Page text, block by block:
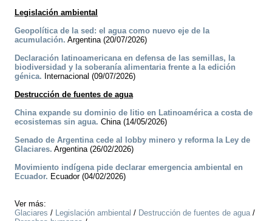
Legislación ambiental
Geopolítica de la sed: el agua como nuevo eje de la
acumulación. Argentina (20/07/2026)
Declaración latinoamericana en defensa de las semillas, la
biodiversidad y la soberanía alimentaria frente a la edición
génica. Internacional (09/07/2026)
Destrucción de fuentes de agua
China expande su dominio de litio en Latinoamérica a costa de
ecosistemas sin agua. China (14/05/2026)
Senado de Argentina cede al lobby minero y reforma la Ley de
Glaciares. Argentina (26/02/2026)
Movimiento indígena pide declarar emergencia ambiental en
Ecuador. Ecuador (04/02/2026)
Ver más:
Glaciares / Legislación ambiental / Destrucción de fuentes de agua/